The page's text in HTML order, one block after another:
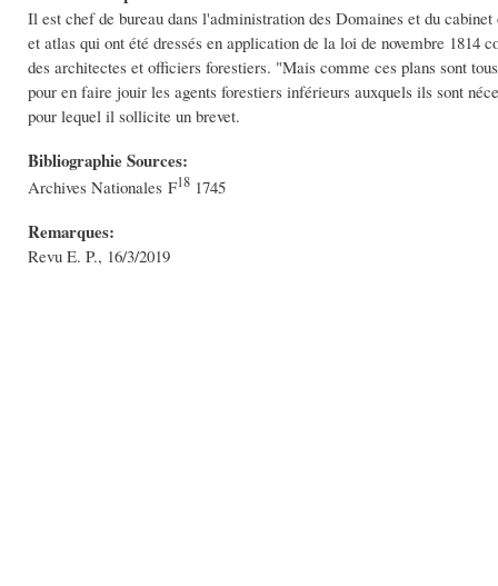
Il est chef de bureau dans l'administration des Domaines et du
et atlas qui ont été dressés en application de la loi de novembre 1814
des architectes et officiers forestiers. "Mais comme ces plans sont
pour en faire jouir les agents forestiers inférieurs auxquels ils sont
pour lequel il sollicite un brevet.
Bibliographie Sources:
Archives Nationales F18 1745
Remarques:
Revu E. P., 16/3/2019